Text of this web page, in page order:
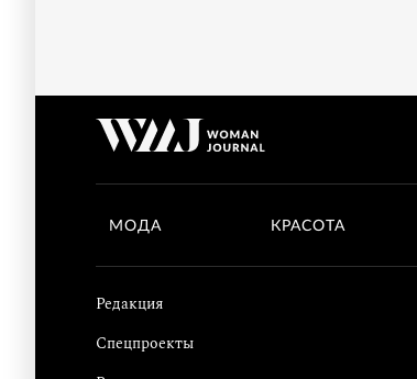
МОДА КРАСОТА
Редакция
Спецпроекты